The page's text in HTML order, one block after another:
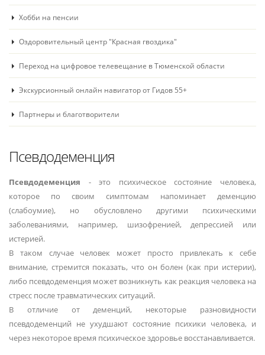
Хобби на пенсии
Оздоровительный центр "Красная гвоздика"
Переход на цифровое телевещание в Тюменской области
Экскурсионный онлайн навигатор от Гидов 55+
Партнеры и благотворители
Псевдодеменция
Псевдодеменция - это психическое состояние человека,
которое по своим симптомам напоминает деменцию
(слабоумие), но обусловлено другими психическими
заболеваниями, например, шизофренией, депрессией или
истерией.
В таком случае человек может просто привлекать к себе
внимание, стремится показать, что он болен (как при истерии),
либо псевдодеменция может возникнуть как реакция человека на
стресс после травматических ситуаций.
В отличие от деменций, некоторые разновидности
псевдодеменций не ухудшают состояние психики человека, и
через некоторое время психическое здоровье восстанавливается.